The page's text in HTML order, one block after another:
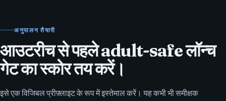
अनुपालन तैयारी
आउटरीच से पहले adult-safe लॉन्च
गेट का स्कोर तय करें।
इसे एक विजिबल प्रीफ़्लाइट के रूप में इस्तेमाल करें। यह कभी भी समीक्षक